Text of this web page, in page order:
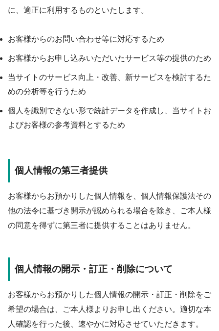
に、適正に利用するものといたします。
お客様からのお問い合わせ等に対応するため
お客様からお申し込みいただいたサービス等の提供のため
当サイトのサービス向上・改善、新サービスを検討するた
めの分析等を行うため
個人を識別できない形で統計データを作成し、当サイトお
よびお客様の参考資料とするため
個人情報の第三者提供
お客様からお預かりした個人情報を、個人情報保護法その
他の法令に基づき開示が認められる場合を除き、ご本人様
の同意を得ずに第三者に提供することはありません。
個人情報の開示・訂正・削除について
お客様からお預かりした個人情報の開示・訂正・削除をご
希望の場合は、ご本人様よりお申し出ください。適切な本
人確認を行った後、速やかに対応させていただきます。